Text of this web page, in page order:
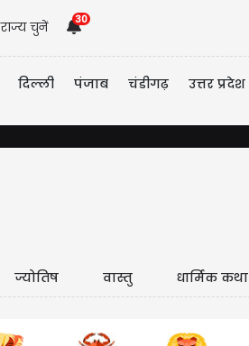
राज्य चुनें
30
दिल्ली पंजाब चंडीगढ़ उत्तर प्रदेश
ज्योतिष वास्तु धार्मिक कथा